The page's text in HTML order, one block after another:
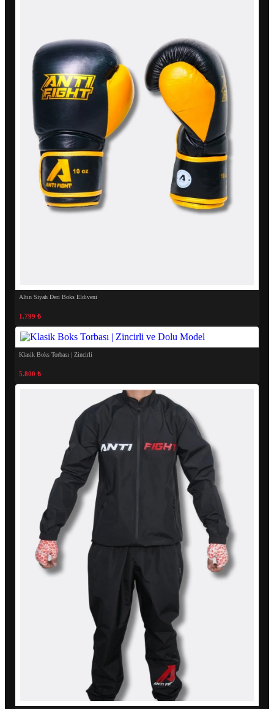
Altın Siyah Deri Boks Eldiveni
1.799 ₺
Klasik Boks Torbası | Zincirli
5.800 ₺